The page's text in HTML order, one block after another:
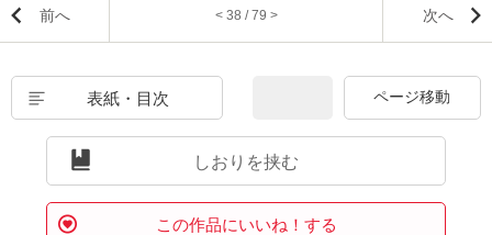
前へ < 38 / 79 > 次へ
表紙・目次
しおりを挟む
この作品にいいね！する